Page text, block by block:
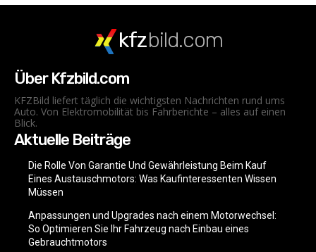
kfzbild.com
Über Kfzbild.com
KFZBild liefert täglich die wichtigsten Nachrichten rund ums
Auto. Von Elektromobilität bis Fahrberichte – alles auf einen
Blick.
Aktuelle Beiträge
Die Rolle Von Garantie Und Gewährleistung Beim Kauf
Eines Austauschmotors: Was Kaufinteressenten Wissen
Müssen
Anpassungen und Upgrades nach einem Motorwechsel:
So Optimieren Sie Ihr Fahrzeug nach Einbau eines
Gebrauchtmotors